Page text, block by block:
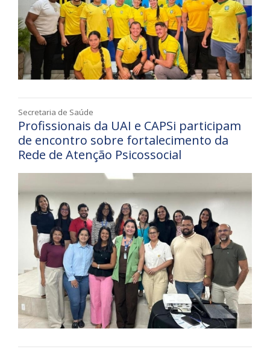
Secretaria de Saúde
Profissionais da UAI e CAPSi participam
de encontro sobre fortalecimento da
Rede de Atenção Psicossocial